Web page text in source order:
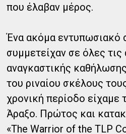
που έλαβαν μέρος.
Ένα ακόμα εντυπωσιακό
συμμετείχαν σε όλες
αναγκαστικής
του ριναίου σκέλους
χρονική περίοδο είχαμε
Άραξο. Πρώτος και
«The Warrior of the TLP